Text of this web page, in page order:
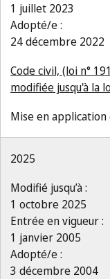
1 juillet 2023
Adopté/e :
24 décembre 2022
Code civil, (loi n°
modifiée jusqu'à la
Mise en
2025
Modifié jusqu’à :
1 octobre 2025
Entrée en vigueur :
1 janvier 2005
Adopté/e :
3 décembre 2004